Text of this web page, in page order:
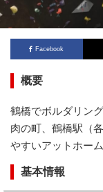
Facebook
概要
鶴橋でボルダリン
肉の町、鶴橋駅（
やすいアットホー
基本情報